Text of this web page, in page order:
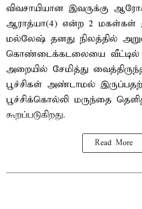
விவசாயியான இவருக்கு
ஆராத்யா(4) என்ற 2 மகள்கள்
மல்லேஷ் தனது நிலத்தில்
கொண்டைக்கடலையை
அறையில் சேமித்து
பூச்சிகள் அண்டாமல்
பூச்சிக்கொல்லி மருந்தை
கூறப்படுகிறது.
Read More